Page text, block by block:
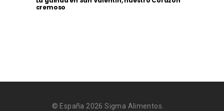
cremoso
© España 2026 Sigma Alimentos.